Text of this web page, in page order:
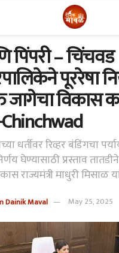
– चिंचवड
पूररेषा
जागेचा विकास
धर्तीवर रिव्हर बंडिंगचा
घेण्यासाठी प्रस्ताव
राज्यमंत्री माधुरी मिसाळ
Dainik Maval May 25, 2025